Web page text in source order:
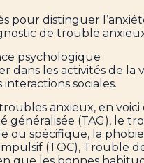
pour distinguer
de trouble
psychologique
dans les activités de la
sociales.
anxieux, en
généralisée (TAG), le
ou spécifique, la
(TOC), Trouble